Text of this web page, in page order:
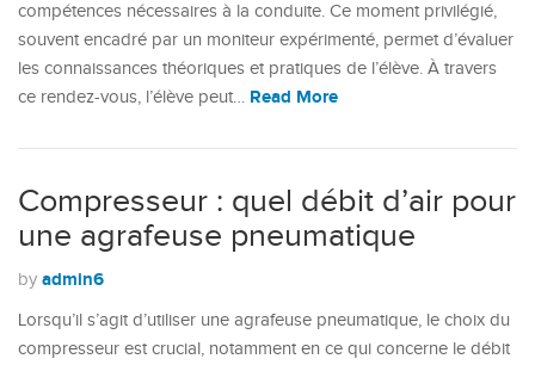
compétences nécessaires à la conduite. Ce moment privilégié,
souvent encadré par un moniteur expérimenté, permet d’évaluer
les connaissances théoriques et pratiques de l’élève. À travers
ce rendez-vous, l’élève peut… Read More
Compresseur : quel débit d’air pour
une agrafeuse pneumatique
by admin6
Lorsqu’il s’agit d’utiliser une agrafeuse pneumatique, le choix du
compresseur est crucial, notamment en ce qui concerne le débit